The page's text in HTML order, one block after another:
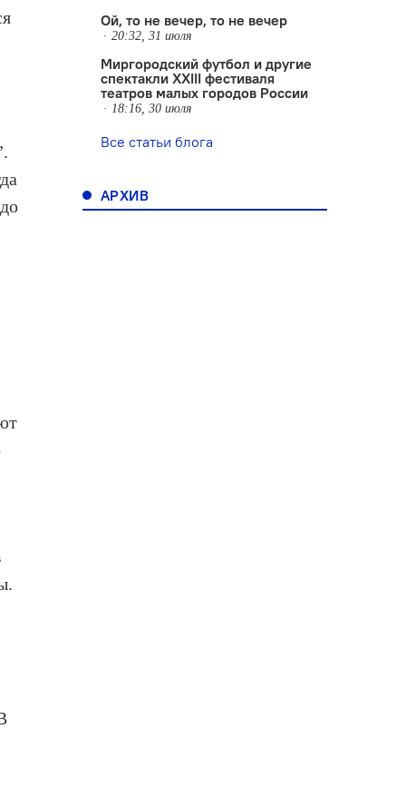
Ой, то не вечер, то не вечер
20:32, 31 июля
Миргородский футбол и другие
спектакли XXIII фестиваля
театров малых городов России
18:16, 30 июля
Все статьи блога
АРХИВ